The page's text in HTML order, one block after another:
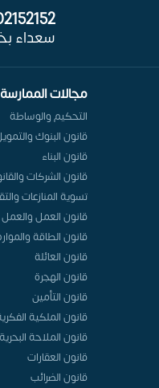
سعداء
مجالات الممارسة
التحكيم والوساطة
قانون البنوك
قانون البناء
قانون الشركات
تسوية المنازعات
قانون العمل والعمل
قانون الطاقة
قانون العائلة
قانون الهجرة
قانون التأمين
قانون الملكية
قانون الملاحة البحرية
قانون العقارات
قانون الضرائب